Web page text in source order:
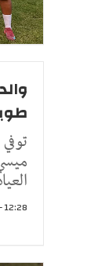
12:28 - 2026/08/08